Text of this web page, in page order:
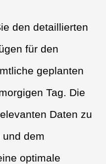
den detaillierten
für den
geplanten
Tag. Die
Daten zu
dem
optimale